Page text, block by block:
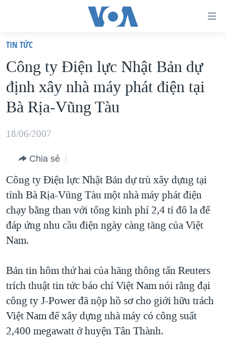
truy
cập
Tới
nội
chính
hướng
chính
Đi
tới
"Tìm"
VIỆT NAM
HOA KỲ
BIỂN ĐÔNG
THẾ GIỚI
DIỄN ĐÀN
MỤC
TỰ DO BÁO CHÍ
VẠCH TRẦN TIN GIẢ
KINH TẾ
KHOA HỌC
SỨC KHOẺ
VĂN HOÁ
CHUYÊN ĐỀ
CHIẾN TRANH THƯƠNG MẠI CỦA MỸ: QUÁ KHỨ VÀ HIỆN
TẠI
HÀNH TRÌNH BẦU CỬ 2024
GIẢI MÃ VÀNH ĐAI & CON ĐƯỜNG
NGÀY TỊ NẠN THẾ GIỚI
TRỊNH VĨNH BÌNH - NGƯỜI HẠ 'BÊN THẮNG CUỘC'
GROUND ZERO – XƯA VÀ NAY
HỌC TIẾNG ANH
VIDEO
MẠNG XÃ HỘI
Ngôn ngữ khác
TIN TỨC
Công ty Điện lực Nhật Bản dự
định xây nhà máy phát điện tại
Bà Rịa-Vũng Tàu
18/06/2007
Chia sẻ
Công ty Điện lực Nhật Bản dự trù xây dựng tại
tỉnh Bà Rịa-Vũng Tàu một nhà máy phát điện
chạy bằng than với tổng kinh phí 2,4 tỉ đô la để
đáp ứng nhu cầu điện ngày càng tăng của Việt
Nam.
Bản tin hôm thứ hai của hãng thông tấn Reuters
trích thuật tin tức báo chí Việt Nam nói rằng đại
công ty J-Power đã nộp hồ sơ cho giới hữu trách
Việt Nam để xây dựng nhà máy có công suất
2,400 megawatt ở huyện Tân Thành.